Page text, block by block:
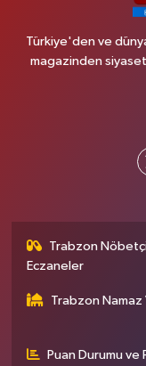
Türkiye'den ve
magazinden
Trabzon
Eczaneler
Trabzon Namaz
Puan Durumu ve